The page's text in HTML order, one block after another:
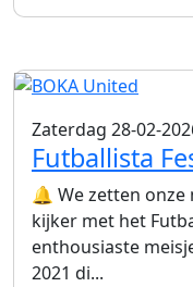
Zaterdag 28-02-
Futballista
🔔 We zetten
kijker met het
enthousiaste
2021 di...